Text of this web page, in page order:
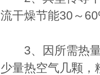
流干燥节能30～
3、因所需热量
少量热空气几颗，